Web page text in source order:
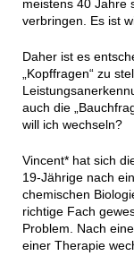
meistens 40 Jahre
verbringen. Es ist
Daher ist es
„Kopffragen“ zu
auch die
will ich wechseln?
Vincent* hat sich
19-Jährige nach
chemischen
richtige Fach
Problem. Nach
einer Therapie